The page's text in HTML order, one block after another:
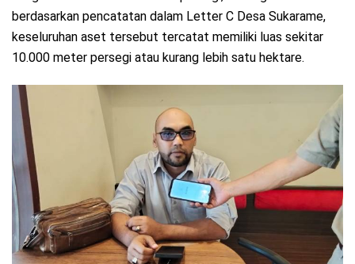
berdasarkan pencatatan dalam Letter C Desa Sukarame,
keseluruhan aset tersebut tercatat memiliki luas sekitar
10.000 meter persegi atau kurang lebih satu hektare.